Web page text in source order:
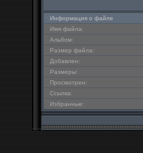
Информация о файле
Имя файла:
Альбом:
Размер файла:
Добавлен:
Размеры:
Просмотрен:
Ссылка:
Избранные: